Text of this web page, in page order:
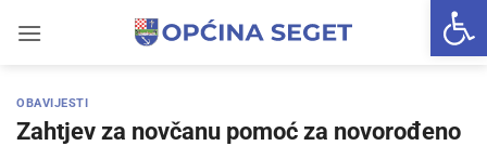
OBAVIJESTI
Zahtjev za novčanu pomoć za novorođeno